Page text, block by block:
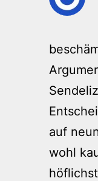
auf
wohl